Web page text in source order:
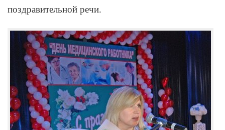
поздравительной речи.